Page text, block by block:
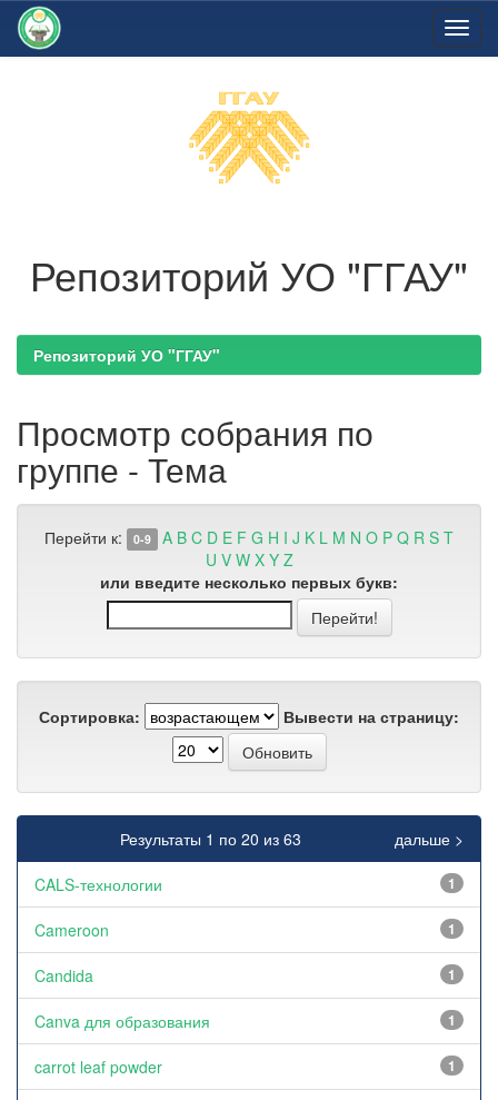
Репозиторий УО "ГГАУ"
Репозиторий УО "ГГАУ"
Просмотр собрания по
группе - Тема
Перейти к: 0-9 A B C D E F G H I J K L M N O P Q R S T
U V W X Y Z
или введите несколько первых букв:
Сортировка: Вывести на страницу:
Результаты 1 по 20 из 63 дальше >
CALS-технологии 1
Cameroon 1
Candida 1
Canva для образования 1
carrot leaf powder 1